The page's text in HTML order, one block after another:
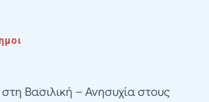
Βασιλική – Ανησυχία στους